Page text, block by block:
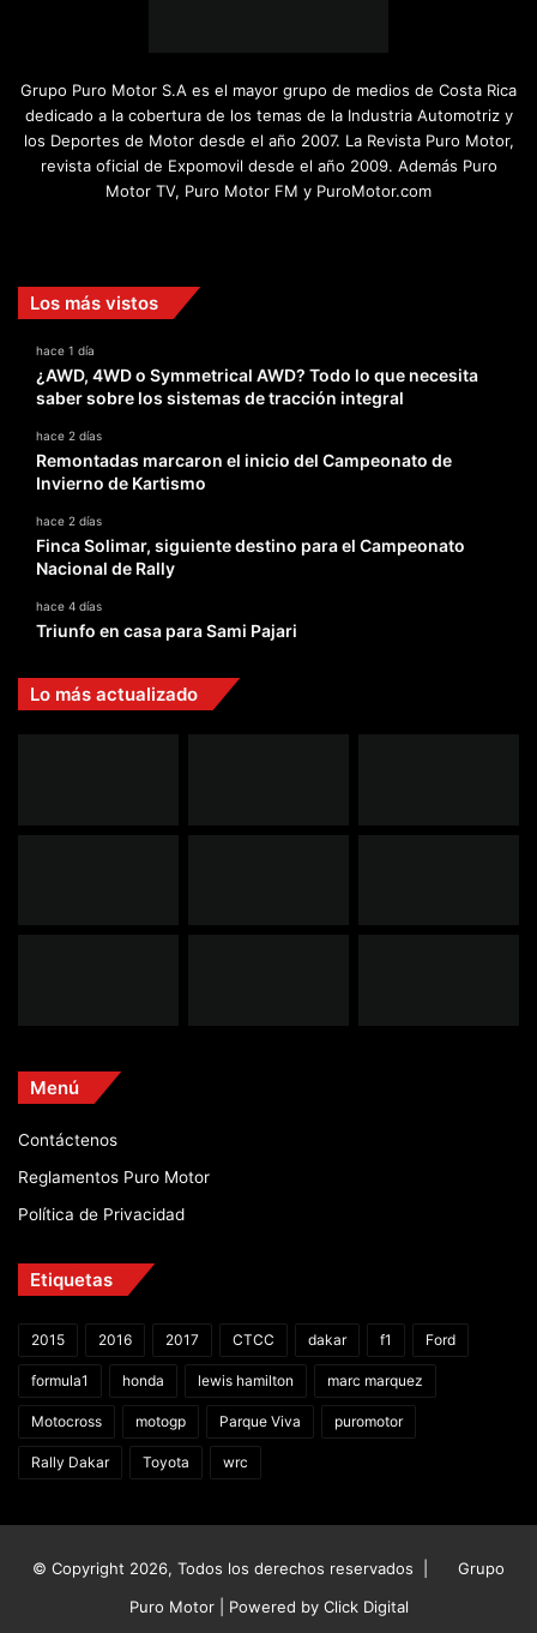
Grupo Puro Motor S.A es el mayor grupo de medios de Costa Rica
dedicado a la cobertura de los temas de la Industria Automotriz y
los Deportes de Motor desde el año 2007. La Revista Puro Motor,
revista oficial de Expomovil desde el año 2009. Además Puro
Motor TV, Puro Motor FM y PuroMotor.com
Los más vistos
hace 1 día
¿AWD, 4WD o Symmetrical AWD? Todo lo que necesita
saber sobre los sistemas de tracción integral
hace 2 días
Remontadas marcaron el inicio del Campeonato de
Invierno de Kartismo
hace 2 días
Finca Solimar, siguiente destino para el Campeonato
Nacional de Rally
hace 4 días
Triunfo en casa para Sami Pajari
Lo más actualizado
Menú
Contáctenos
Reglamentos Puro Motor
Política de Privacidad
Etiquetas
2015 2016 2017 CTCC dakar f1 Ford
formula1 honda lewis hamilton marc marquez
Motocross motogp Parque Viva puromotor
Rally Dakar Toyota wrc
© Copyright 2026, Todos los derechos reservados |
Grupo
Puro Motor | Powered by Click Digital